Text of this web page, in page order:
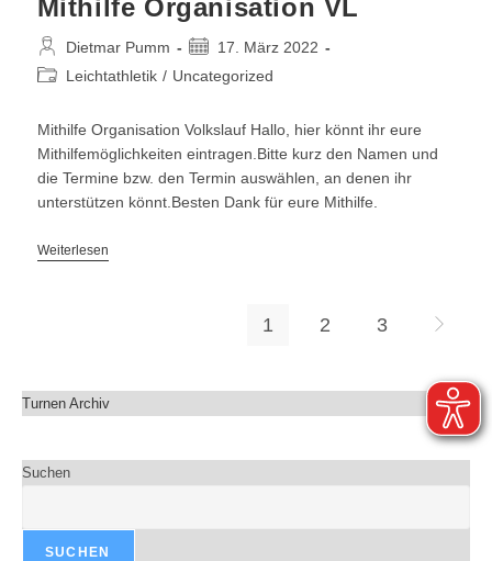
Mithilfe Organisation VL
Beitrags-
Autor:
Dietmar Pumm
Beitrag
veröffentlicht:
17. März 2022
Beitrags-Leichtathletik / Uncategorized
Mithilfe Organisation Volkslauf Hallo, hier könnt ihr eure
Mithilfemöglichkeiten eintragen.Bitte kurz den Namen und
die Termine bzw. den Termin auswählen, an denen ihr
unterstützen könnt.Besten Dank für eure Mithilfe.
WeiterlesenMithilfe
1 2 3 Zur
Turnen Archiv
Suchen
SUCHEN